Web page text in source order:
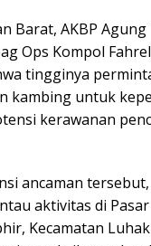
Barat, AKBP
Ops Kompol
tingginya
kambing untuk
kerawanan
ancaman
aktivitas di
Kecamatan